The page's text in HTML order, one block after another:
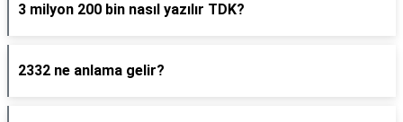
3 milyon 200 bin nasıl yazılır TDK?
2332 ne anlama gelir?